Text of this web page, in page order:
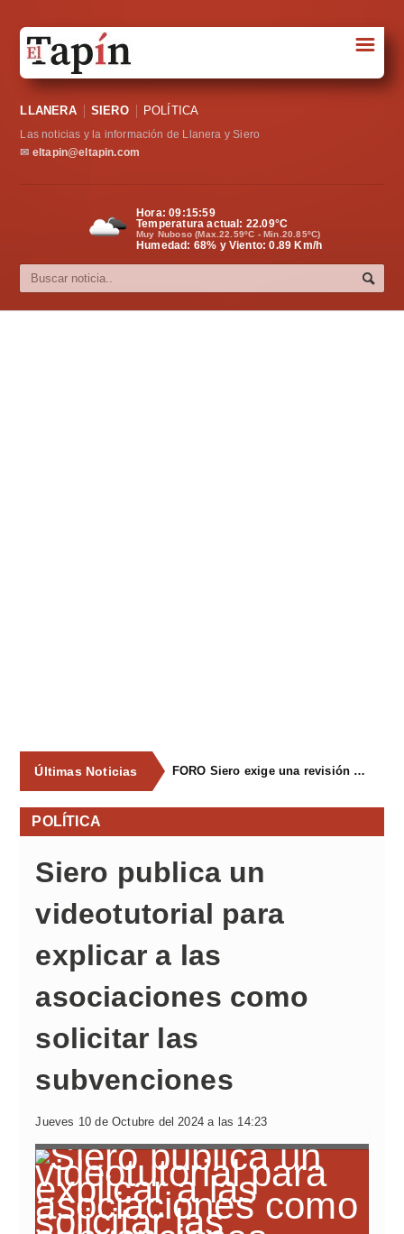
Sociedad
Política
Cultura
☰
LLANERA SIERO POLÍTICA
Las noticias y la información de Llanera y Siero
✉ eltapin@eltapin.com
Hora:09:15:59
Temperatura actual: 22.09°C
Muy Nuboso (Max.22.59ºC - Min.20.85ºC)
Humedad: 68% y Viento: 0.89 Km/h
Últimas Noticias FORO Siero exige una revisión integral del servicio de recogida de residuos para acabar con los contenedores desbordados y la imagen de abandono del concejo
POLÍTICA
Siero publica un
videotutorial para
explicar a las
asociaciones como
solicitar las
subvenciones
Jueves 10 de Octubre del 2024 a las 14:23